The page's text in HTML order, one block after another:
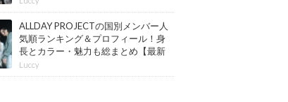
ALLDAY PROJECTの国別メンバー人
気順ランキング＆プロフィール！身
長とカラー・魅力も総まとめ【最新
版】
Luccy